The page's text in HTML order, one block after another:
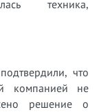
техника,
что
компанией не
решение о